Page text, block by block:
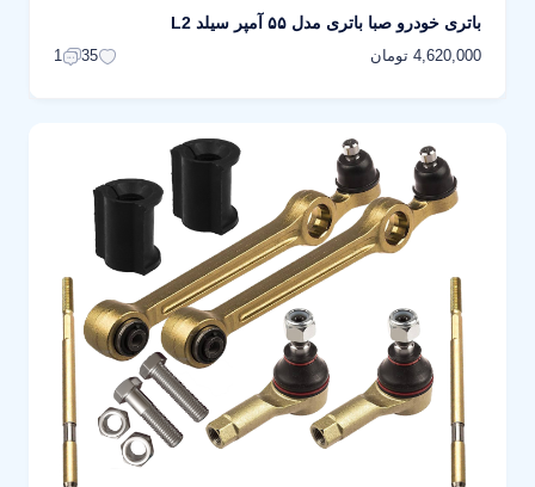
باتری خودرو صبا باتری مدل ۵۵ آمپر سیلد L2
4,620,000 تومان 35
1